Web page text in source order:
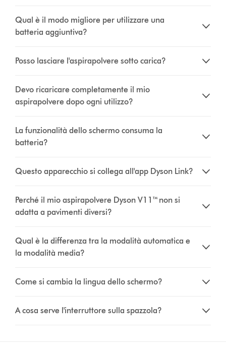
Qual è il modo migliore per utilizzare una
batteria aggiuntiva?
Posso lasciare l'aspirapolvere sotto carica?
Devo ricaricare completamente il mio
aspirapolvere dopo ogni utilizzo?
La funzionalità dello schermo consuma la
batteria?
Questo apparecchio si collega all'app Dyson Link?
Perché il mio aspirapolvere Dyson V11™ non si
adatta a pavimenti diversi?
Qual è la differenza tra la modalità automatica e
la modalità media?
Come si cambia la lingua dello schermo?
A cosa serve l'interruttore sulla spazzola?